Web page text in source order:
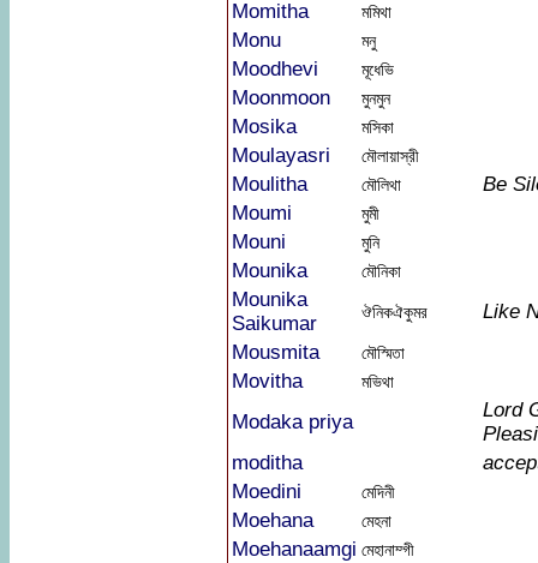
Momitha মমিথা
Monu মনু
Moodhevi মূধেভি
Moonmoon মুনমুন
Mosika মসিকা
Moulayasri মৌলায়াস্রী
Moulitha মৌলিথা
Be
Moumi
মুমী
Mouni মুনি
Mounika মৌনিকা
Mounika
Saikumar
ঔনিকঐকুমর
Like
Mousmita
মৌস্মিতা
Movitha মভিথা
Modaka priya
Lord
moditha
Moedini
মেদিনী
Moehana মেহনা
Moehanaamgi মেহানাম্গী